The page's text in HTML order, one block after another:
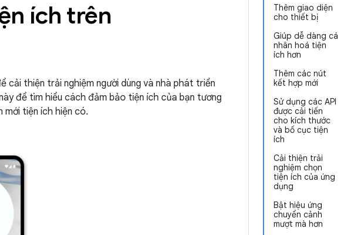
Thêm giao diện
cho thiết bị
Giúp dễ dàng cá
nhân hoá tiện
ích hơn
Thêm các nút
kết hợp mới
Sử dụng các API
được cải tiến
cho kích thước
và bố cục tiện
ích
Cải thiện trải
nghiệm chọn
tiện ích của ứng
dụng
Bật hiệu ứng
chuyển cảnh
mượt mà hơn
ích trên
cải thiện trải nghiệm người dùng và nhà phát triển
để tìm hiểu cách đảm bảo tiện ích của bạn tương
mới tiện ích hiện có.